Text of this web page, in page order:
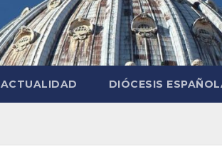
ACTUALIDAD DIÓCESIS